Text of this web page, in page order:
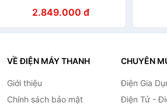
Kẹt Bã, Dễ Vệ Sinh
2.849.000 đ
Máy
VỀ ĐIỆN MÁY THANH
Giới thiệu
Chính sách bảo mật
CHUYÊN
Điện Gia
Điện Tử -